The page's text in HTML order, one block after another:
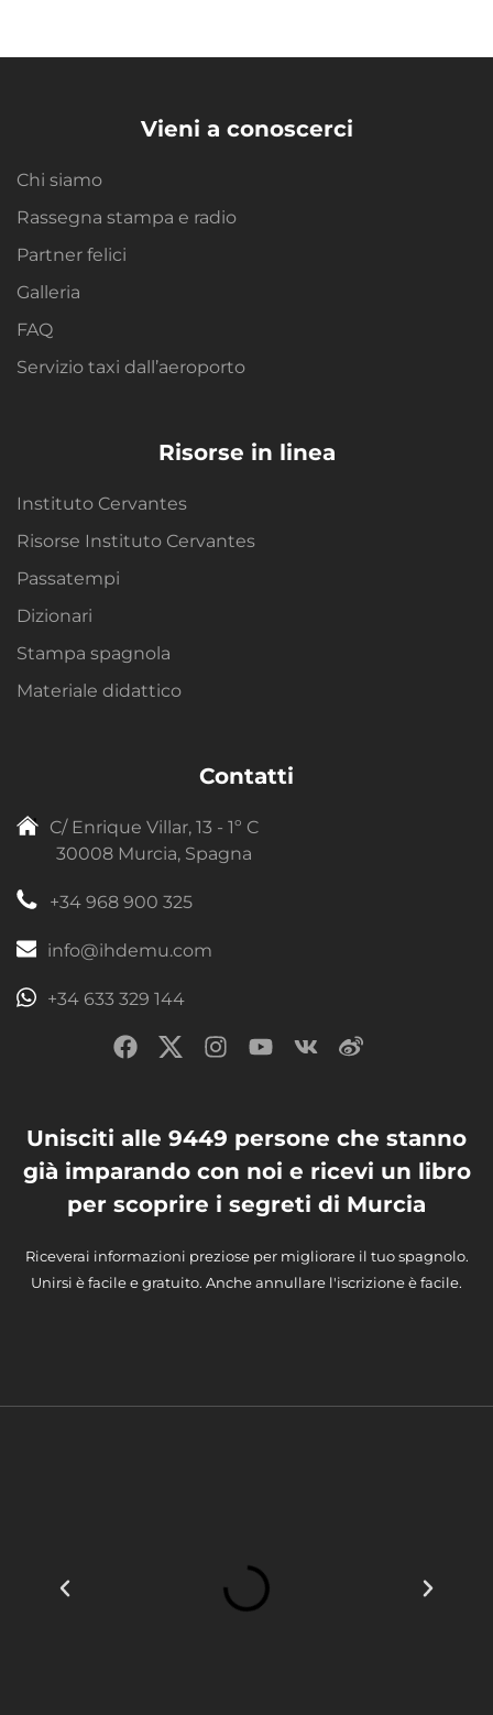
Vieni a conoscerci
Chi siamo
Rassegna stampa e radio
Partner felici
Galleria
FAQ
Servizio taxi dall’aeroporto
Risorse in linea
Instituto Cervantes
Risorse Instituto Cervantes
Passatempi
Dizionari
Stampa spagnola
Materiale didattico
Contatti
C/ Enrique Villar, 13 - 1º C
30008 Murcia, Spagna
+34 968 900 325
info@ihdemu.com
+34 633 329 144
Unisciti alle 9449 persone che stanno
già imparando con noi e ricevi un libro
per scoprire i segreti di Murcia
Riceverai informazioni preziose per migliorare il tuo spagnolo.
Unirsi è facile e gratuito. Anche annullare l'iscrizione è facile.